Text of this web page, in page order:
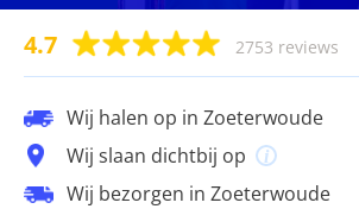
4.7 2753 reviews
Wij halen op in Zoeterwoude
Wij slaan dichtbij op
Wij bezorgen in Zoeterwoude